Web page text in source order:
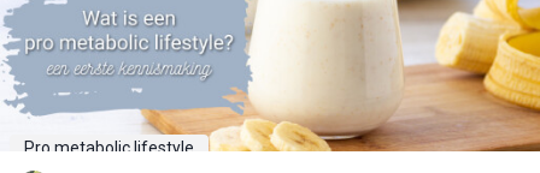
Pro metabolic lifestyle